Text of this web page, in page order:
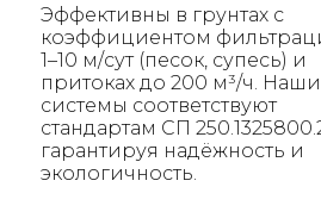
Эффективны в грунтах с
коэффициентом
1–10 м/сут (песок, супесь) и
притоках до 200 м³/ч. Наши
системы соответствуют
стандартам СП
гарантируя надёжность и
экологичность.